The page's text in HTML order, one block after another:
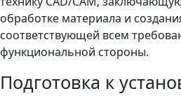
обработке материала и
соответствующей всем
функциональной стороны.
Подготовка к